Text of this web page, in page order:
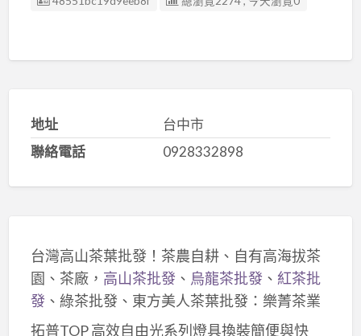
地址
台中市
聯絡電話
0928332898
台灣高山茶葉批發！茶農自耕、自有高海拔茶
園、茶廠， 高山茶批發、 烏龍茶批發、 紅茶批
發、綠茶批發、東方美人茶葉批發：樂菁茶業
拓普TOP 高效自由光系列燈具換裝簡便與快